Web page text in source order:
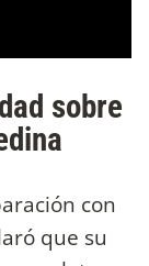
sobre
con
que su